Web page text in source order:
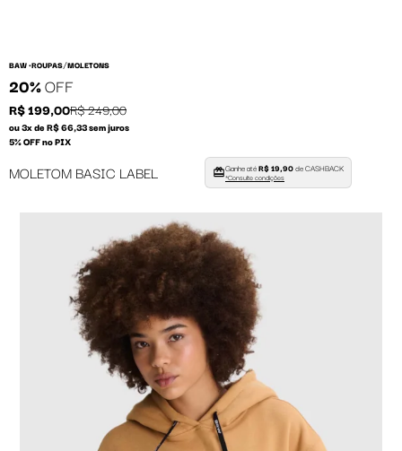
BAW •ROUPAS/MOLETONS
20%OFF
R$ 199,00R$ 249,00
ou 3x de R$ 66,33 sem juros
5% OFF no PIX
MOLETOM BASIC LABEL Ganhe atéR$ 19,90de CASHBACK
*Consulte condições